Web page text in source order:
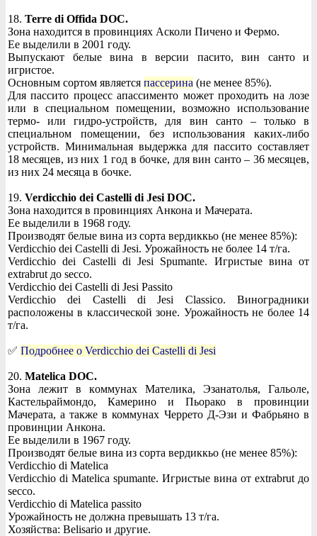
18. Terre di Offida DOC.
Зона находится в провинциях Асколи Пичено и Фермо.
Ее выделили в 2001 году.
Выпускают белые вина в версии пасито, вин санто и
игристое.
Основным сортом является пассерина (не менее 85%).
Для пассито процесс апассименто может проходить на лозе
или в специальном помещении, возможно использование
термо- или гидро-устройств, для вин санто – только в
специальном помещении, без использования каких-либо
устройств. Минимальная выдержка для пассито составляет
18 месяцев, из них 1 год в бочке, для вин санто – 36 месяцев,
из них 24 месяца в бочке.
19. Verdicchio dei Castelli di Jesi DOC.
Зона находится в провинциях Анкона и Мачерата.
Ее выделили в 1968 году.
Производят белые вина из сорта вердиккьо (не менее 85%):
Verdicchio dei Castelli di Jesi. Урожайность не более 14 т/га.
Verdicchio dei Castelli di Jesi Spumante. Игристые вина от
extrabrut до secco.
Verdicchio dei Castelli di Jesi Passito
Verdicchio dei Castelli di Jesi Classico. Виноградники
расположены в классической зоне. Урожайность не более 14
т/га.
✅ Подробнее о Verdicchio dei Castelli di Jesi
20. Matelica DOC.
Зона лежит в коммунах Мателика, Эзанатолья, Гальоле,
Кастельраймондо, Камерино и Пьорако в провинции
Мачерата, а также в коммунах Черрето Д-Эзи и Фабрьяно в
провинции Анкона.
Ее выделили в 1967 году.
Производят белые вина из сорта вердиккьо (не менее 85%):
Verdicchio di Matelica
Verdicchio di Matelica spumante. Игристые вина от extrabrut до
secco.
Verdicchio di Matelica passito
Урожайность не должна превышать 13 т/га.
Хозяйства: Belisario и другие.